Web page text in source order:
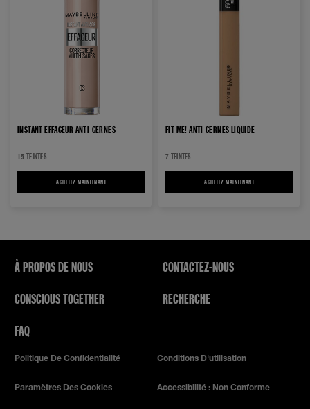
INSTANT EFFACEUR ANTI-CERNES
15 TEINTES
ACHETEZ MAINTENANTINSTANT EFFACEUR ANTI-CERNES
FIT ME! ANTI-CERNES LIQUIDE
7 TEINTES
ACHETEZ MAINTENANTFIT ME! ANTI-CERNES
À PROPOS DE NOUS
CONSCIOUS TOGETHER
FAQ
CONTACTEZ-NOUS
RECHERCHE
Politique De Confidentialité Conditions D'utilisation
Paramètres Des Cookies Accessibilité : Non Conforme